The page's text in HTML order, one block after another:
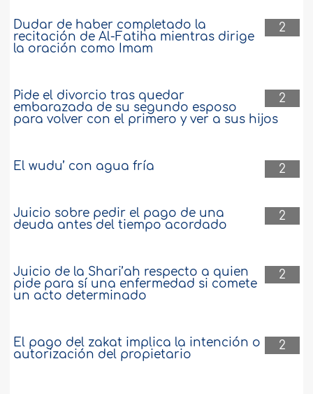
2
Dudar de haber completado la
recitación de Al-Fatiha mientras dirige
la oración como Imam
2
Pide el divorcio tras quedar
embarazada de su segundo esposo
para volver con el primero y ver a sus hijos
2
El wudu’ con agua fría
2
Juicio sobre pedir el pago de una
deuda antes del tiempo acordado
2
Juicio de la Shari’ah respecto a quien
pide para sí una enfermedad si comete
un acto determinado
2
El pago del zakat implica la intención o
autorización del propietario